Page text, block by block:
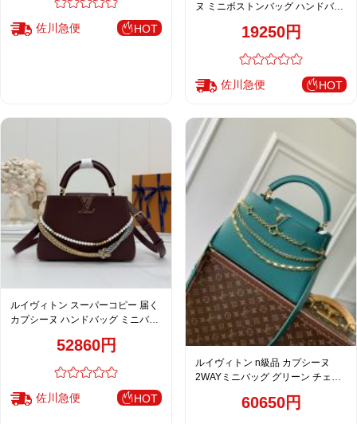
佐川急便 HOT
ヌ ミニボストンバッグ ハンドバッ
レディース 通販 M23999
19250円
佐川急便 HOT
ルイヴィトン スーパーコピー 届く
カプシーヌ ハンドバッグ ミニバッ
筋 M2819952860円
佐川急便 HOT
ルイヴィトン n級品 カプシーヌ
2WAYミニバッグ グリーン チェー
60650円